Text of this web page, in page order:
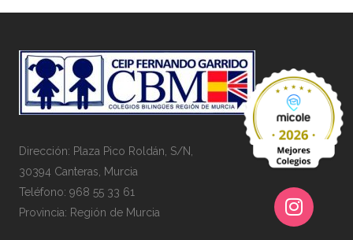
Dirección: Plaza Pico Roldán, S/N,
30394 Canteras, Murcia
Teléfono: 968 55 33 61
Provincia: Región de Murcia